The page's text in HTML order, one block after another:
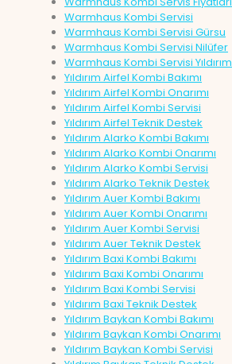
Warmhaus Kombi Servisi
Warmhaus Kombi Servisi Gürsu
Warmhaus Kombi Servisi Nilüfer
Warmhaus Kombi Servisi Yıldırım
Yıldırım Airfel Kombi Bakımı
Yıldırım Airfel Kombi Onarımı
Yıldırım Airfel Kombi Servisi
Yıldırım Airfel Teknik Destek
Yıldırım Alarko Kombi Bakımı
Yıldırım Alarko Kombi Onarımı
Yıldırım Alarko Kombi Servisi
Yıldırım Alarko Teknik Destek
Yıldırım Auer Kombi Bakımı
Yıldırım Auer Kombi Onarımı
Yıldırım Auer Kombi Servisi
Yıldırım Auer Teknik Destek
Yıldırım Baxi Kombi Bakımı
Yıldırım Baxi Kombi Onarımı
Yıldırım Baxi Kombi Servisi
Yıldırım Baxi Teknik Destek
Yıldırım Baykan Kombi Bakımı
Yıldırım Baykan Kombi Onarımı
Yıldırım Baykan Kombi Servisi